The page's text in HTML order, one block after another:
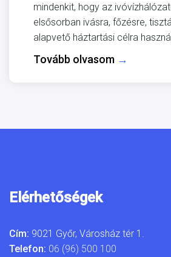
mindenkit, hogy az
elsősorban ivásra, főzésre,
alapvető háztartási célra
Tovább olvasom →
Elérhetőségek
Cím: 9021 Győr, Városház tér 1.
Telefon: 06 (96) 500 100